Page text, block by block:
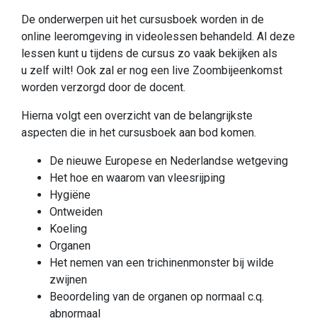
De onderwerpen uit het cursusboek worden in de
online leeromgeving in videolessen behandeld. Al deze
lessen kunt u tijdens de cursus zo vaak bekijken als
u zelf wilt! Ook zal er nog een live Zoombijeenkomst
worden verzorgd door de docent.
Hierna volgt een overzicht van de belangrijkste
aspecten die in het cursusboek aan bod komen.
De nieuwe Europese en Nederlandse wetgeving
Het hoe en waarom van vleesrijping
Hygiëne
Ontweiden
Koeling
Organen
Het nemen van een trichinenmonster bij wilde
zwijnen
Beoordeling van de organen op normaal c.q.
abnormaal